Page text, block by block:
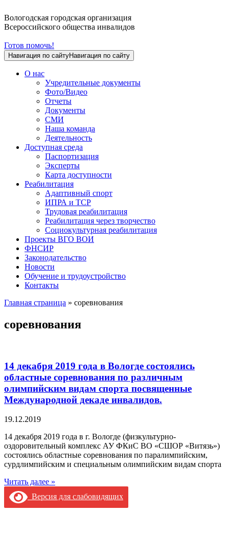
Вологодская городская организация
Всероссийского общества инвалидов
Готов помочь!
Навигация по сайтуНавигация по сайту
О нас
Учредительные документы
Фото/Видео
Отчеты
Документы
СМИ
Наша команда
Деятельность
Доступная среда
Паспортизация
Эксперты
Карта доступности
Реабилитация
Адаптивный спорт
ИПРА и ТСР
Трудовая реабилитация
Реабилитация через творчество
Социокультурная реабилитация
Проекты ВГО ВОИ
ФНСИР
Законодательство
Новости
Обучение и трудоустройство
Контакты
Главная страница » соревнования
соревнования
14 декабря 2019 года в Вологде состоялись
областные соревнования по различным
олимпийским видам спорта посвященные
Международной декаде инвалидов.
19.12.2019
14 декабря 2019 года в г. Вологде (физкультурно-
оздоровительный комплекс АУ ФКиС ВО «СШОР «Витязь»)
состоялись областные соревнования по паралимпийским,
сурдлимпийским и специальным олимпийским видам спорта
Читать далее »
Версия для слабовидящих